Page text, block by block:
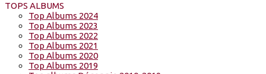
TOPS ALBUMS
Top Albums 2024
Top Albums 2023
Top Albums 2022
Top Albums 2021
Top Albums 2020
Top Albums 2019